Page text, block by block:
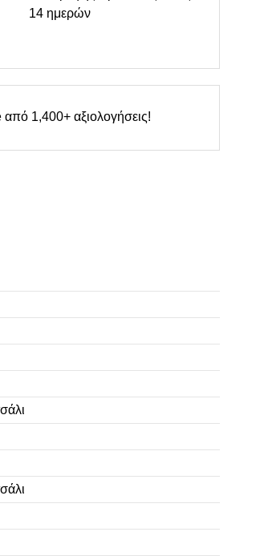
14 ημερών
1,400+ αξιολογήσεις!